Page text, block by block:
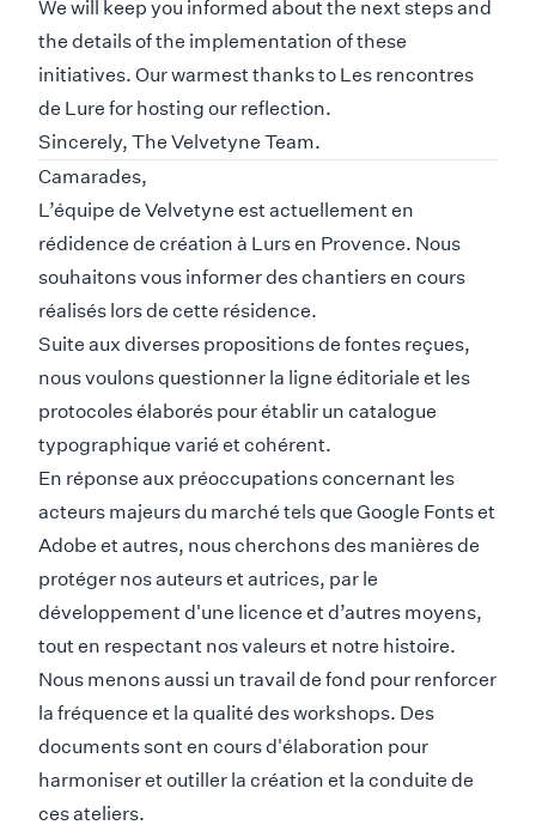
We will keep you informed about the next steps and
the details of the implementation of these
initiatives. Our warmest thanks to Les rencontres
de Lure for hosting our reflection.
Sincerely, The Velvetyne Team.
Camarades,
L’équipe de Velvetyne est actuellement en
rédidence de création à Lurs en Provence. Nous
souhaitons vous informer des chantiers en cours
réalisés lors de cette résidence.
Suite aux diverses propositions de fontes reçues,
nous voulons questionner la ligne éditoriale et les
protocoles élaborés pour établir un catalogue
typographique varié et cohérent.
En réponse aux préoccupations concernant les
acteurs majeurs du marché tels que Google Fonts et
Adobe et autres, nous cherchons des manières de
protéger nos auteurs et autrices, par le
développement d'une licence et d’autres moyens,
tout en respectant nos valeurs et notre histoire.
Nous menons aussi un travail de fond pour renforcer
la fréquence et la qualité des workshops. Des
documents sont en cours d'élaboration pour
harmoniser et outiller la création et la conduite de
ces ateliers.